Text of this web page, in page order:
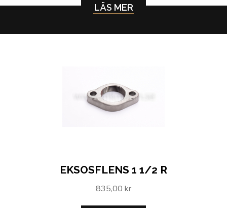
LÄS MER
EKSOSFLENS 1 1/2 R
835,00 kr